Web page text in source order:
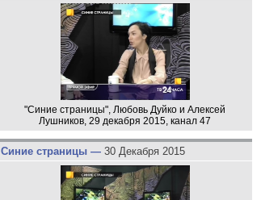
"Синие страницы", Любовь Дуйко и Алексей
Лушников, 29 декабря 2015, канал 47
Синие страницы — 30 Декабря 2015